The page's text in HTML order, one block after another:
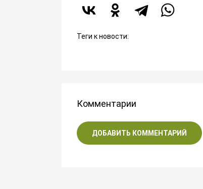
Теги к новости:
Комментарии
ДОБАВИТЬ КОММЕНТАРИЙ